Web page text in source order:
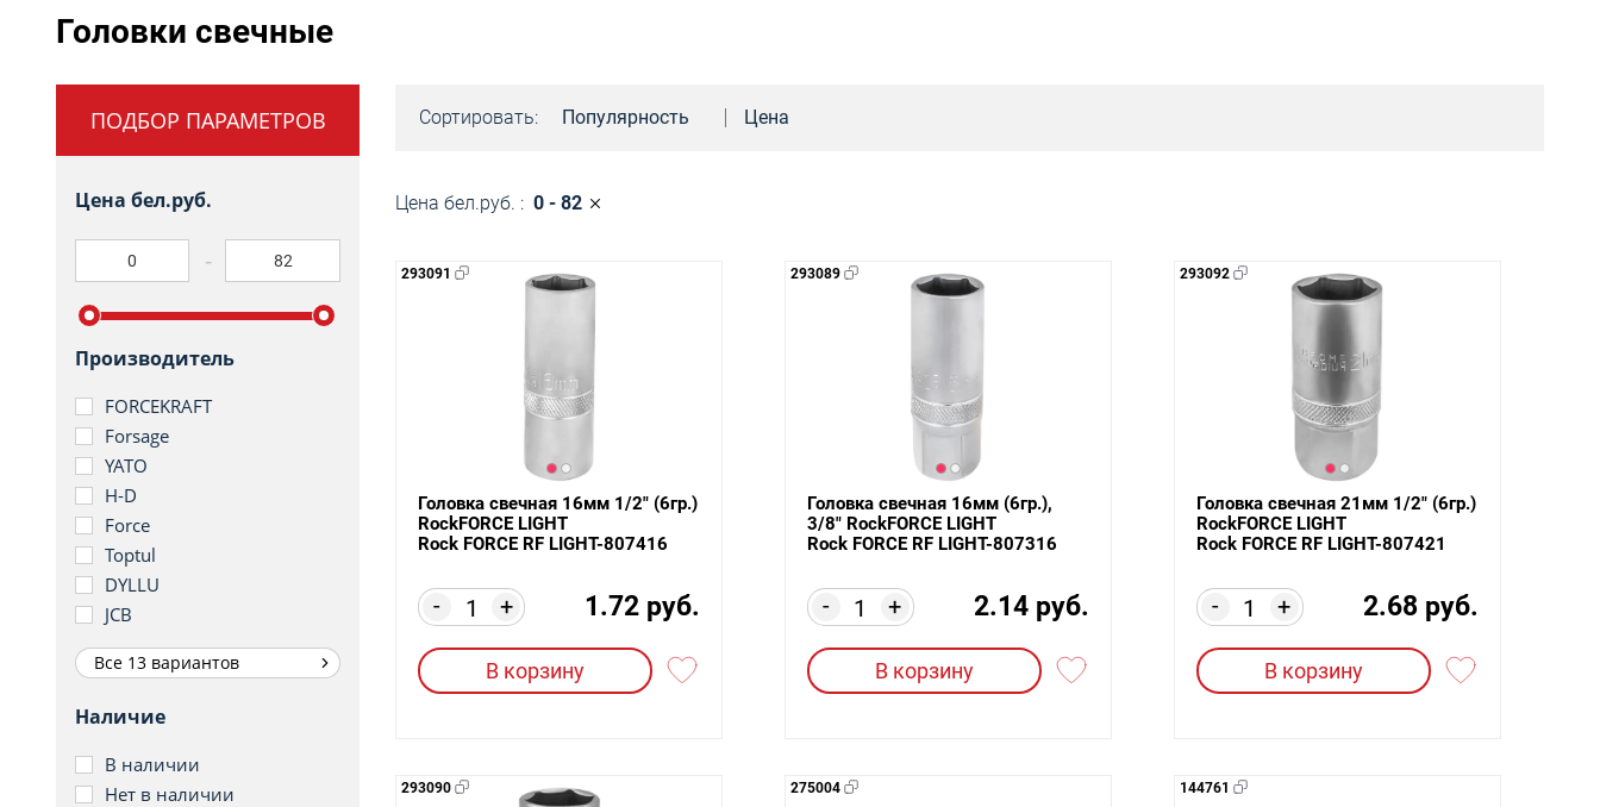
Головки свечные
ПОДБОР ПАРАМЕТРОВ
Цена бел.руб.
Производитель
FORCEKRAFT
Forsage
YATO
H-D
Force
Toptul
DYLLU
JCB
Все 13 вариантов
Наличие
В наличии
Нет в наличии
Сортировать: Популярность Цена
Цена бел.руб. : 0 - 82
293091
Головка свечная 16мм 1/2" (6гр.)
RockFORCE LIGHT
Rock FORCE RF LIGHT-807416
+
- 1.72 руб.
В корзину
293089
Головка свечная 16мм (6гр.),
3/8" RockFORCE LIGHT
Rock FORCE RF LIGHT-807316
+
- 2.14 руб.
В корзину
293092
Головка свечная 21мм 1/2" (6гр.)
RockFORCE LIGHT
Rock FORCE RF LIGHT-807421
+
- 2.68 руб.
В корзину
293090 275004 144761